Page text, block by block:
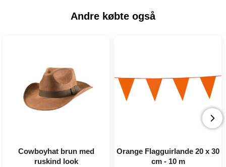
Andre købte også
Cowboyhat brun med
ruskind look
Orange Flagguirlande 20 x 30
cm - 10 m